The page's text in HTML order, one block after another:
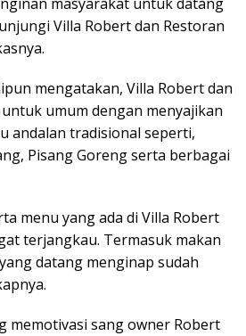
Villa Robert dan Restoran
mengatakan, Villa Robert dan
umum dengan menyajikan
andalan tradisional seperti,
Pisang Goreng serta berbagai
menu yang ada di Villa Robert
terjangkau. Termasuk makan
datang menginap sudah
memotivasi sang owner Robert